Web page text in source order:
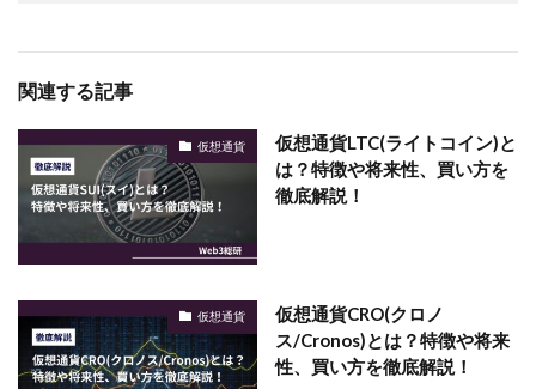
関連する記事
仮想通貨
仮想通貨LTC(ライトコイン)と
は？特徴や将来性、買い方を
徹底解説！
仮想通貨
仮想通貨CRO(クロノ
ス/Cronos)とは？特徴や将来
性、買い方を徹底解説！